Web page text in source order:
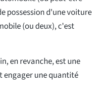
possession d'une voiture
(ou deux), c'est
en revanche, est une
engager une quantité